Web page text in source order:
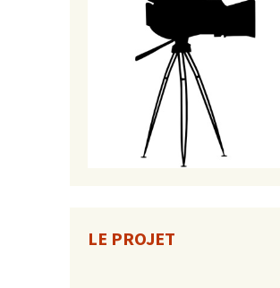
LE PROJET